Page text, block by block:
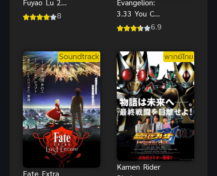
Fuyao Lu 2
(2020)
8
Evangelion:
3.33 You Can
(Not) Redo6.9
Soundtrack
Fate Extra
พากย์ไทย
Kamen Rider